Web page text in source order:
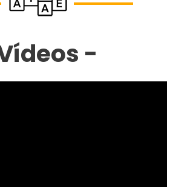
-